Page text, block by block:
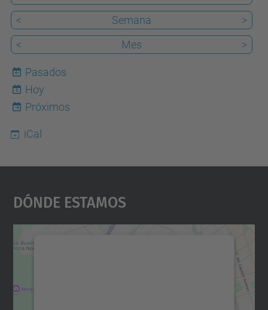
<
Semana
>
<
Mes >
Pasados
6
Hoy
Próximos
iCal
Dónde Estamos